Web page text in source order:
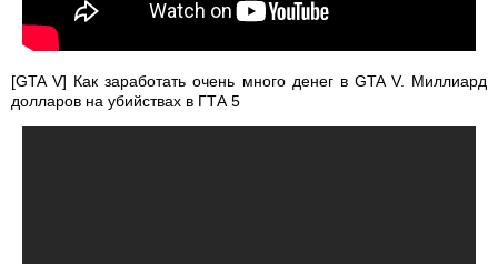
[GTA V] Как заработать очень много денег в GTA V. Миллиард
долларов на убийствах в ГТА 5